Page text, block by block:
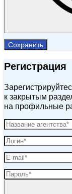
Сохранить
Регистрация
к закрытым
на профильные